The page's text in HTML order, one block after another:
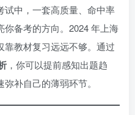
试中，一套高质量、命中率
备考的方向。2024 年上海
教材复习远远不够。通过
，你可以提前感知出题趋
补自己的薄弱环节。